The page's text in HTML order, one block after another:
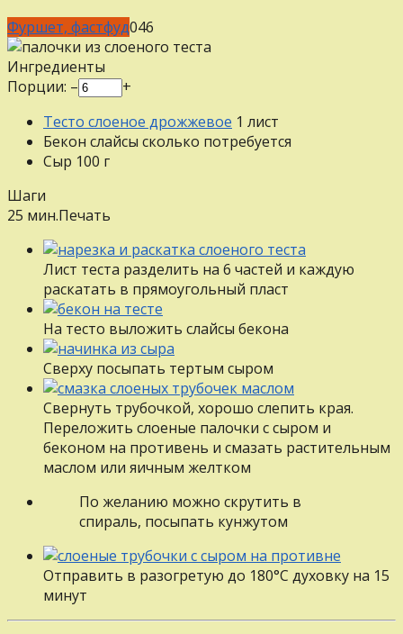
Фуршет, фастфуд046
Ингредиенты
Порции: –
+
Тесто слоеное дрожжевое 1 лист
Бекон слайсы сколько потребуется
Сыр 100 г
Шаги
25 мин.Печать
Лист теста разделить на 6 частей и каждую
раскатать в прямоугольный пласт
На тесто выложить слайсы бекона
Сверху посыпать тертым сыром
Свернуть трубочкой, хорошо слепить края.
Переложить слоеные палочки с сыром и
беконом на противень и смазать растительным
маслом или яичным желтком
По желанию можно скрутить в
спираль, посыпать кунжутом
Отправить в разогретую до 180°С духовку на 15
минут